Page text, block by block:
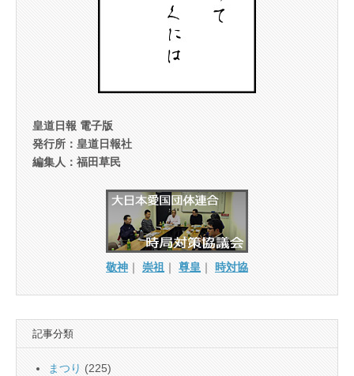
皇道日報 電子版
発行所：皇道日報社
編集人：福田草民
敬神 ｜ 崇祖 ｜ 尊皇 ｜ 時対協
記事分類
まつり (225)